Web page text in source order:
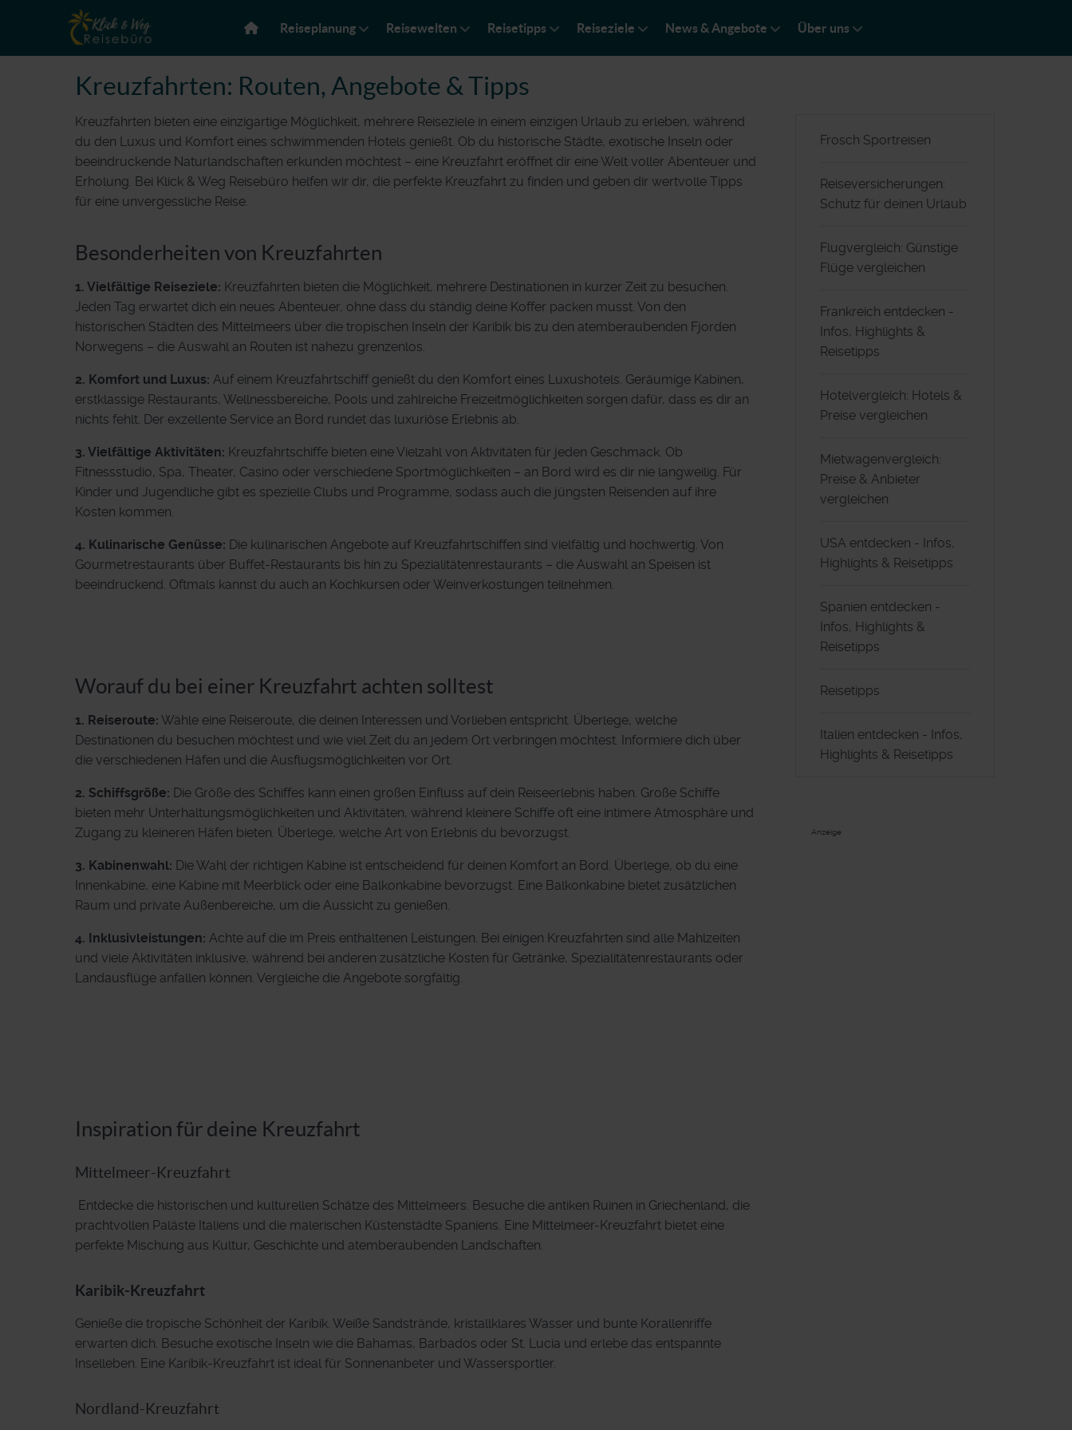
Reiseplanung Reisewelten Reisetipps Reiseziele News & Angebote Über uns
Kreuzfahrten: Routen, Angebote & Tipps
Kreuzfahrten bieten eine einzigartige Möglichkeit, mehrere Reiseziele in einem einzigen Urlaub zu erleben, während
du den Luxus und Komfort eines schwimmenden Hotels genießt. Ob du historische Städte, exotische Inseln oder
beeindruckende Naturlandschaften erkunden möchtest – eine Kreuzfahrt eröffnet dir eine Welt voller Abenteuer und
Erholung. Bei Klick & Weg Reisebüro helfen wir dir, die perfekte Kreuzfahrt zu finden und geben dir wertvolle Tipps
für eine unvergessliche Reise.
Besonderheiten von Kreuzfahrten
1. Vielfältige Reiseziele: Kreuzfahrten bieten die Möglichkeit, mehrere Destinationen in kurzer Zeit zu besuchen.
Jeden Tag erwartet dich ein neues Abenteuer, ohne dass du ständig deine Koffer packen musst. Von den
historischen Städten des Mittelmeers über die tropischen Inseln der Karibik bis zu den atemberaubenden Fjorden
Norwegens – die Auswahl an Routen ist nahezu grenzenlos.
2. Komfort und Luxus: Auf einem Kreuzfahrtschiff genießt du den Komfort eines Luxushotels. Geräumige Kabinen,
erstklassige Restaurants, Wellnessbereiche, Pools und zahlreiche Freizeitmöglichkeiten sorgen dafür, dass es dir an
nichts fehlt. Der exzellente Service an Bord rundet das luxuriöse Erlebnis ab.
3. Vielfältige Aktivitäten: Kreuzfahrtschiffe bieten eine Vielzahl von Aktivitäten für jeden Geschmack. Ob
Fitnessstudio, Spa, Theater, Casino oder verschiedene Sportmöglichkeiten – an Bord wird es dir nie langweilig. Für
Kinder und Jugendliche gibt es spezielle Clubs und Programme, sodass auch die jüngsten Reisenden auf ihre
Kosten kommen.
4. Kulinarische Genüsse: Die kulinarischen Angebote auf Kreuzfahrtschiffen sind vielfältig und hochwertig. Von
Gourmetrestaurants über Buffet-Restaurants bis hin zu Spezialitätenrestaurants – die Auswahl an Speisen ist
beeindruckend. Oftmals kannst du auch an Kochkursen oder Weinverkostungen teilnehmen.
Worauf du bei einer Kreuzfahrt achten solltest
1. Reiseroute: Wähle eine Reiseroute, die deinen Interessen und Vorlieben entspricht. Überlege, welche
Destinationen du besuchen möchtest und wie viel Zeit du an jedem Ort verbringen möchtest. Informiere dich über
die verschiedenen Häfen und die Ausflugsmöglichkeiten vor Ort.
2. Schiffsgröße: Die Größe des Schiffes kann einen großen Einfluss auf dein Reiseerlebnis haben. Große Schiffe
bieten mehr Unterhaltungsmöglichkeiten und Aktivitäten, während kleinere Schiffe oft eine intimere Atmosphäre und
Zugang zu kleineren Häfen bieten. Überlege, welche Art von Erlebnis du bevorzugst.
3. Kabinenwahl: Die Wahl der richtigen Kabine ist entscheidend für deinen Komfort an Bord. Überlege, ob du eine
Innenkabine, eine Kabine mit Meerblick oder eine Balkonkabine bevorzugst. Eine Balkonkabine bietet zusätzlichen
Raum und private Außenbereiche, um die Aussicht zu genießen.
4. Inklusivleistungen: Achte auf die im Preis enthaltenen Leistungen. Bei einigen Kreuzfahrten sind alle Mahlzeiten
und viele Aktivitäten inklusive, während bei anderen zusätzliche Kosten für Getränke, Spezialitätenrestaurants oder
Landausflüge anfallen können. Vergleiche die Angebote sorgfältig.
Inspiration für deine Kreuzfahrt
Mittelmeer-Kreuzfahrt
Entdecke die historischen und kulturellen Schätze des Mittelmeers. Besuche die antiken Ruinen in Griechenland, die
prachtvollen Paläste Italiens und die malerischen Küstenstädte Spaniens. Eine Mittelmeer-Kreuzfahrt bietet eine
perfekte Mischung aus Kultur, Geschichte und atemberaubenden Landschaften.
Karibik-Kreuzfahrt
Genieße die tropische Schönheit der Karibik. Weiße Sandstrände, kristallklares Wasser und bunte Korallenriffe
erwarten dich. Besuche exotische Inseln wie die Bahamas, Barbados oder St. Lucia und erlebe das entspannte
Inselleben. Eine Karibik-Kreuzfahrt ist ideal für Sonnenanbeter und Wassersportler.
Nordland-Kreuzfahrt
Frosch Sportreisen
Reiseversicherungen:
Schutz für deinen Urlaub
Flugvergleich: Günstige
Flüge vergleichen
Frankreich entdecken -
Infos, Highlights &
Reisetipps
Hotelvergleich: Hotels &
Preise vergleichen
Mietwagenvergleich:
Preise & Anbieter
vergleichen
USA entdecken - Infos,
Highlights & Reisetipps
Spanien entdecken -
Infos, Highlights &
Reisetipps
Reisetipps
Italien entdecken - Infos,
Highlights & Reisetipps
Anzeige